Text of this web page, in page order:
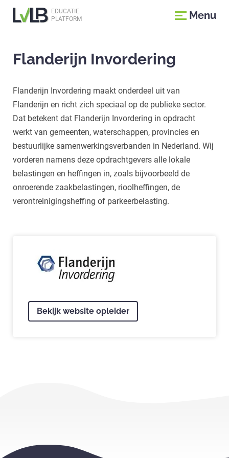
EDUCATIE
PLATFORM
Menu
Flanderijn Invordering
Flanderijn Invordering maakt onderdeel uit van
Flanderijn en richt zich speciaal op de publieke sector.
Dat betekent dat Flanderijn Invordering in opdracht
werkt van gemeenten, water­schappen, provincies en
bestuurlijke samenwerkings­verbanden in Nederland. Wij
vorderen namens deze opdracht­gevers alle lokale
belastingen en heffingen in, zoals bijvoorbeeld de
onroerende zaak­belastingen, rioolheffingen, de
verontreinigings­heffing of parkeer­belasting.
Bekijk website opleider